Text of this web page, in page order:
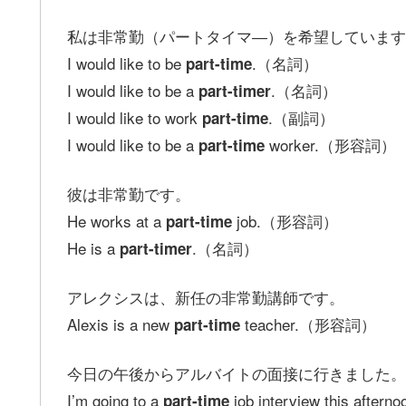
私は非常勤（パートタイマ―）を希望しています
I would like to be part-time.（名詞）
I would like to be a part-timer.（名詞）
I would like to work part-time.（副詞）
I would like to be a part-time worker.（形容詞）
彼は非常勤です。
He works at a part-time job.（形容詞）
He is a part-timer.（名詞）
アレクシスは、新任の非常勤講師です。
Alexis is a new part‐time teacher.（形容詞）
今日の午後からアルバイトの面接に行きました。
I’m going to a part-time job interview this